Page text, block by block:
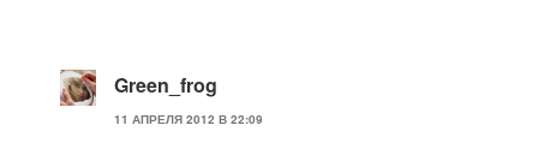
Green_frog
11 АПРЕЛЯ 2012 В 22:09